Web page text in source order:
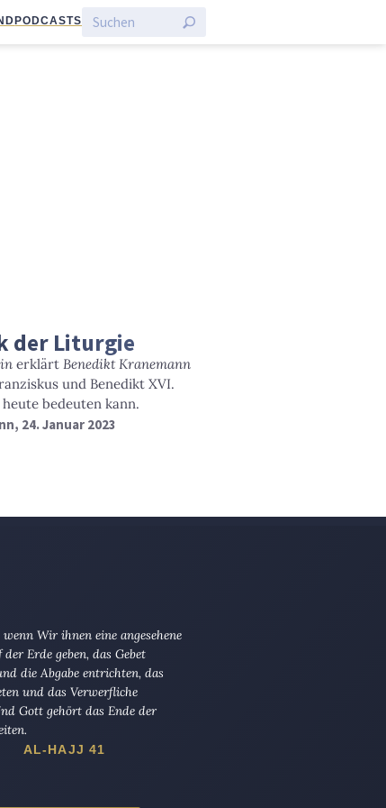
PODCASTS
der Liturgie
erklärt Benedikt Kranemann
und Benedikt XVI.
bedeuten kann.
24. Januar 2023
Wir ihnen eine angesehene
Erde geben, das Gebet
die Abgabe entrichten, das
und das Verwerfliche
Gott gehört das Ende der
AL-HAJJ 41